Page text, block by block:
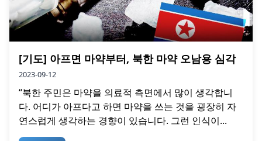
[기도] 아프면 마약부터, 북한 마약 오남용 심각
2023-09-12
“북한 주민은 마약을 의료적 측면에서 많이 생각합니
다. 어디가 아프다고 하면 마약을 쓰는 것을 굉장히 자
연스럽게 생각하는 경향이 있습니다. 그런 인식이...